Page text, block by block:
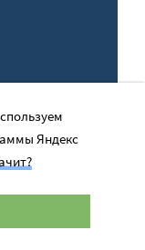
персональных
Яндекс